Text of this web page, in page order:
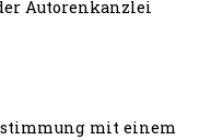
mit einem